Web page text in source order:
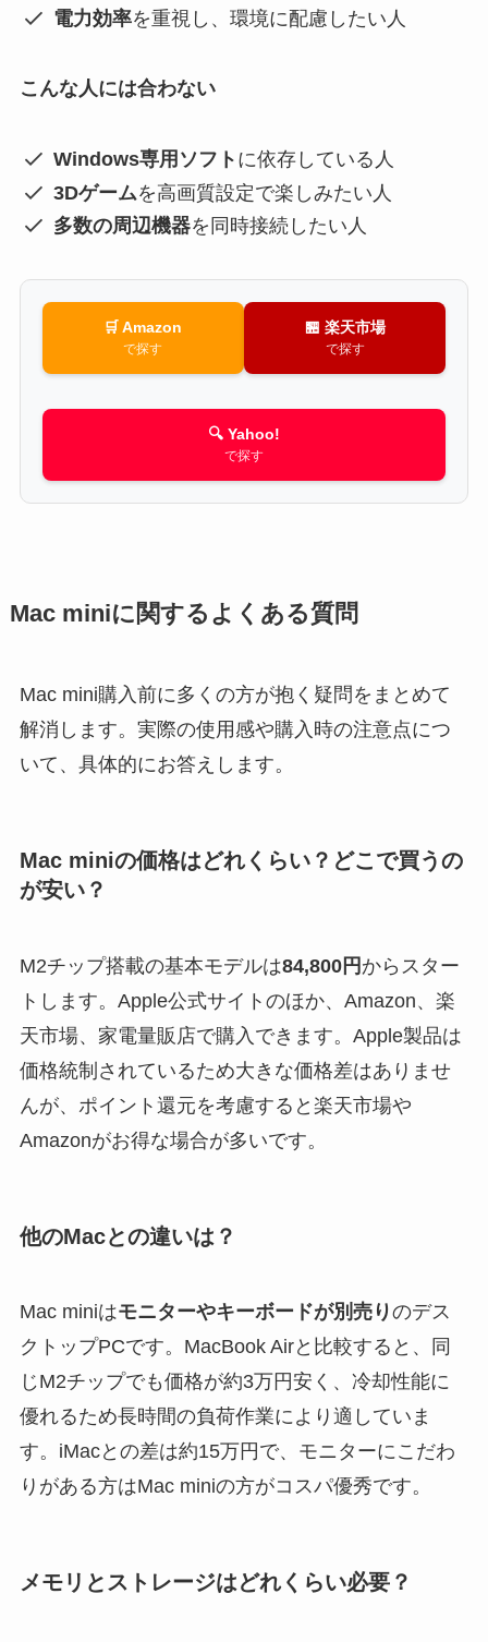
電力効率を重視し、環境に配慮したい人
こんな人には合わない
Windows専用ソフト に依存している人
3Dゲームを高画質設定で楽しみたい人
多数の周辺機器を同時接続したい人
🛒 Amazon
で探す
🏪 楽天市場
で探す
🔍 Yahoo!
で探す
Mac miniに関するよくある質問
Mac mini購入前に多くの方が抱く疑問をまとめて
解消します。実際の使用感や購入時の注意点につ
いて、具体的にお答えします。
Mac miniの価格はどれくらい？どこで買うの
が安い？
M2チップ搭載の基本モデルは84,800円 からスター
トします。Apple公式サイトのほか、Amazon、楽
天市場、家電量販店で購入できます。Apple製品は
価格統制されているため大きな価格差はありませ
んが、ポイント還元を考慮すると楽天市場や
Amazonがお得な場合が多いです。
他のMacとの違いは？
Mac miniはモニターやキーボードが別売りのデス
クトップPCです。MacBook Airと比較すると、同
じM2チップでも価格が約3万円安く、冷却性能に
優れるため長時間の負荷作業により適していま
す。iMacとの差は約15万円で、モニターにこだわ
りがある方はMac miniの方がコスパ優秀です。
メモリとストレージはどれくらい必要？